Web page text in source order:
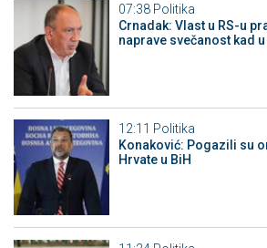
07:38 Politika
Crnadak: Vlast u RS-u
naprave svečanost kad
12:11 Politika
Konaković: Pogazili su
Hrvate u BiH